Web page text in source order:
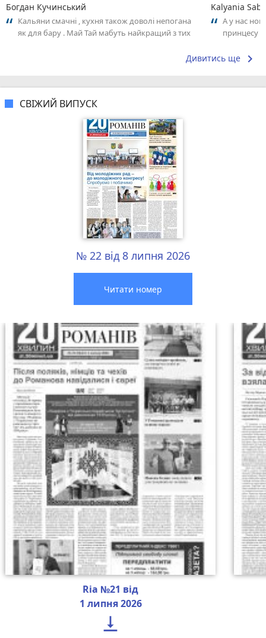
Богдан Кучинський
Кальяни смачні , кухня також доволі непогана
як для бару . Май Тай мабуть найкращий з тих
Kalyania
А у нас
принцесу
Дивитись ще keyboard_arrow_right
СВІЖИЙ ВИПУСК
№ 22 від 8 липня 2026
Читати номер
Ria №21 від
1 липня 2026
